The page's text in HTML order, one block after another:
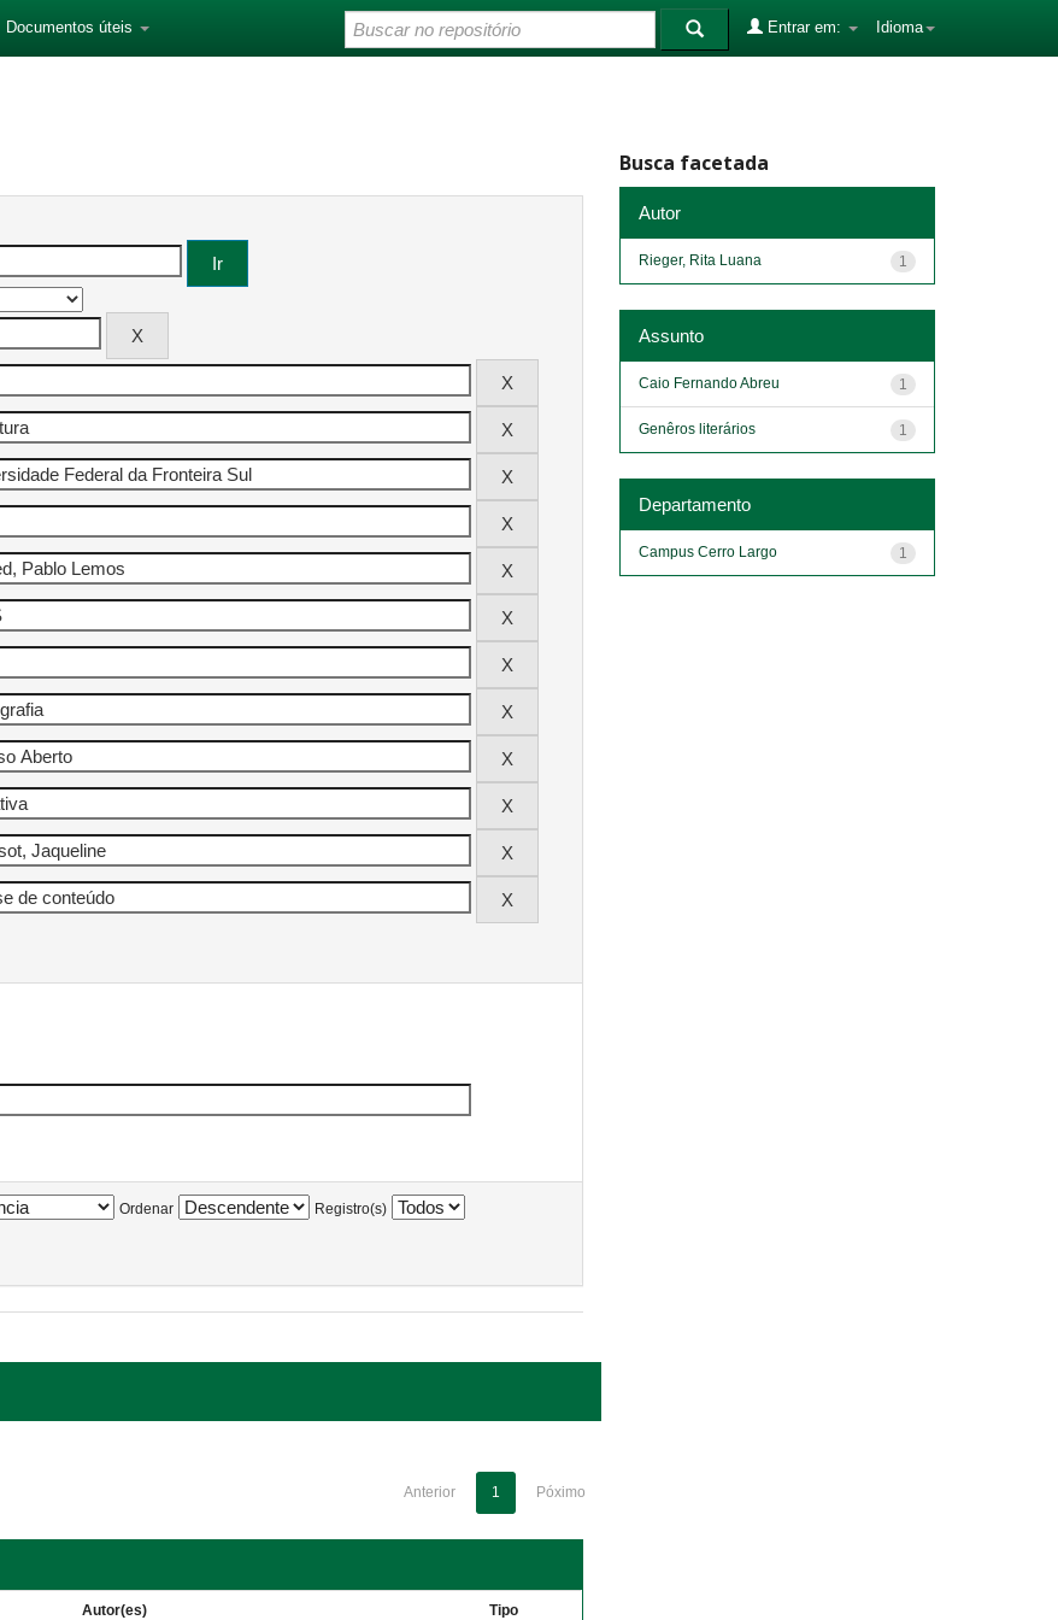
Documentos úteis Idioma
Entrar em:
Ordenar Registro(s)
Anterior 1 Póximo
Autor(es) Tipo
Busca facetada
Autor
1
Rieger, Rita Luana
Assunto
1
Caio Fernando Abreu
1
Genêros literários
Departamento
1
Campus Cerro Largo